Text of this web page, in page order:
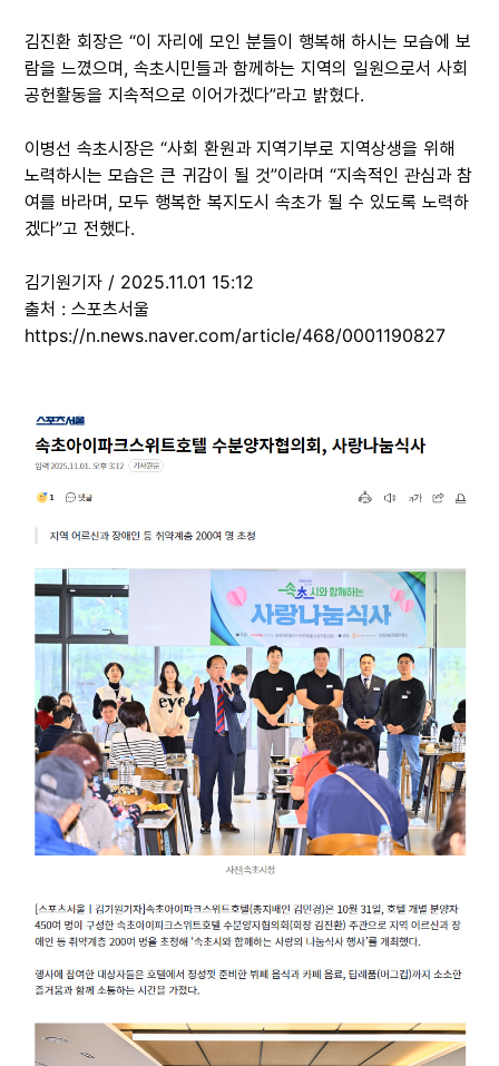
김진환 회장은 “이 자리에 모인 분들이 행복해 하시는 모습에 보
람을 느꼈으며, 속초시민들과 함께하는 지역의 일원으로서 사회
공헌활동을 지속적으로 이어가겠다”라고 밝혔다.
이병선 속초시장은 “사회 환원과 지역기부로 지역상생을 위해
노력하시는 모습은 큰 귀감이 될 것”이라며 “지속적인 관심과 참
여를 바라며, 모두 행복한 복지도시 속초가 될 수 있도록 노력하
겠다”고 전했다.
김기원기자 / 2025.11.01 15:12
출처 : 스포츠서울
https://n.news.naver.com/article/468/0001190827